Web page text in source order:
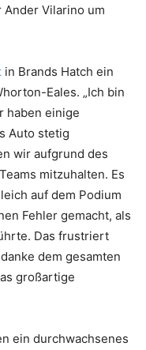
Ander Vilarino um
in Brands Hatch ein
Eales. „Ich bin
haben einige
Auto stetig
wir aufgrund des
mitzuhalten. Es
auf dem Podium
Fehler gemacht, als
Das frustriert
dem gesamten
großartige
ein durchwachsenes